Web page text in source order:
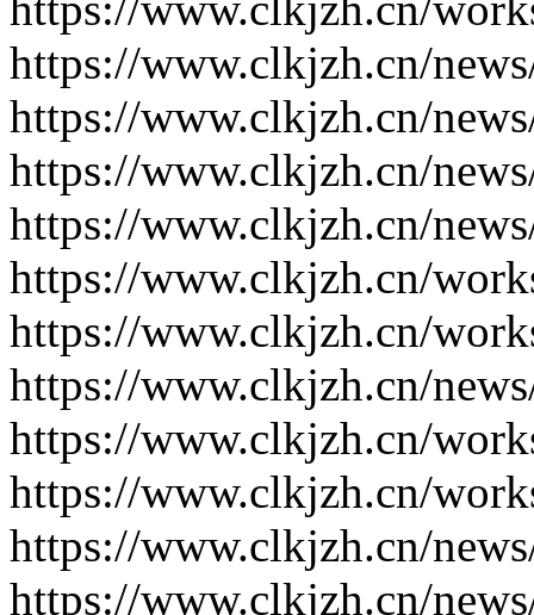
https://www.clkjzh.cn/
https://www.clkjzh.cn/
https://www.clkjzh.cn/
https://www.clkjzh.cn/
https://www.clkjzh.cn/
https://www.clkjzh.cn/
https://www.clkjzh.cn/
https://www.clkjzh.cn/
https://www.clkjzh.cn/
https://www.clkjzh.cn/
https://www.clkjzh.cn/